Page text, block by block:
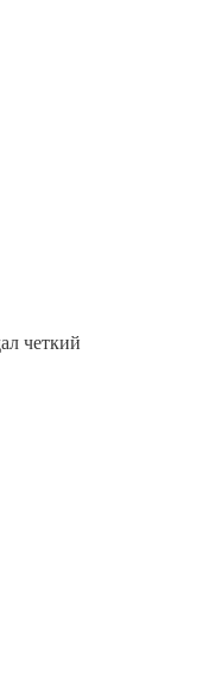
четкий